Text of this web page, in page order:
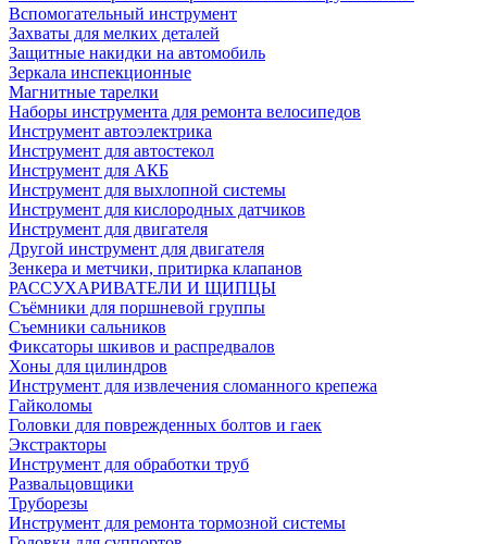
Вспомогательный инструмент
Захваты для мелких деталей
Защитные накидки на автомобиль
Зеркала инспекционные
Магнитные тарелки
Наборы инструмента для ремонта велосипедов
Инструмент автоэлектрика
Инструмент для автостекол
Инструмент для АКБ
Инструмент для выхлопной системы
Инструмент для кислородных датчиков
Инструмент для двигателя
Другой инструмент для двигателя
Зенкера и метчики, притирка клапанов
РАССУХАРИВАТЕЛИ И ЩИПЦЫ
Съёмники для поршневой группы
Съемники сальников
Фиксаторы шкивов и распредвалов
Хоны для цилиндров
Инструмент для извлечения сломанного крепежа
Гайколомы
Головки для поврежденных болтов и гаек
Экстракторы
Инструмент для обработки труб
Развальцовщики
Труборезы
Инструмент для ремонта тормозной системы